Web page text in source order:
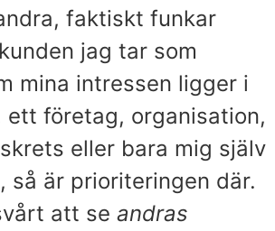
faktiskt funkar
jag tar som
mina intressen ligger i
ett företag, organisation,
eller bara mig själv
så är prioriteringen där.
att se andras